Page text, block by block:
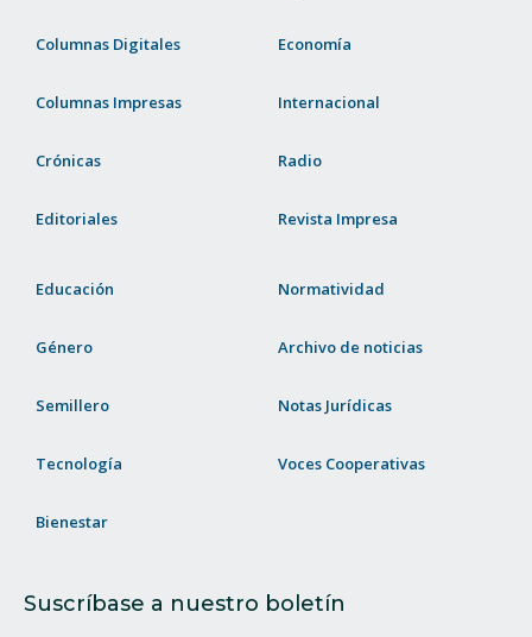
Columnas Digitales
Columnas Impresas
Crónicas
Editoriales
Economía
Internacional
Radio
Revista Impresa
Educación
Género
Semillero
Tecnología
Bienestar
Normatividad
Archivo de noticias
Notas Jurídicas
Voces Cooperativas
Suscríbase a nuestro boletín